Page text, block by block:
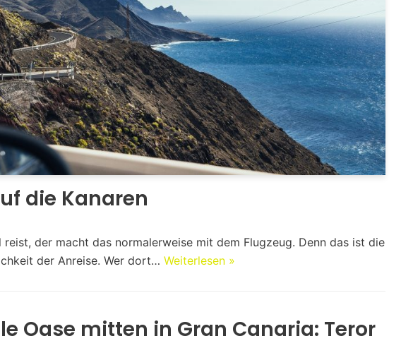
die Kanaren
reist, der macht das normalerweise mit dem Flugzeug. Denn das ist die
der Anreise. Wer dort… Weiterlesen »
Oase mitten in Gran Canaria: Teror